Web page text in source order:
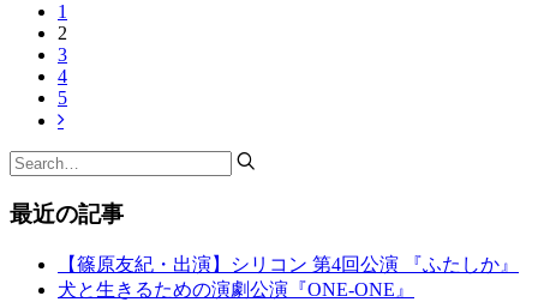
1
2
3
4
5
最近の記事
【篠原友紀・出演】シリコン 第4回公演 『ふたしか』
犬と生きるための演劇公演『ONE-ONE』